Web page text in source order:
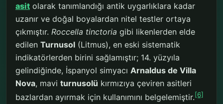
asit olarak tanımlandığı antik uygarlıklara kadar
uzanır ve doğal boyalardan nitel testler ortaya
çıkmıştır. Roccella tinctoria gibi likenlerden elde
edilen Turnusol (Litmus), en eski sistematik
indikatörlerden birini sağlamıştır; 14. yüzyıla
gelindiğinde, İspanyol simyacı Arnaldus de Villa
Nova, mavi turnusolü kırmızıya çeviren asitleri
bazlardan ayırmak için kullanımını belgelemiştir.[6]